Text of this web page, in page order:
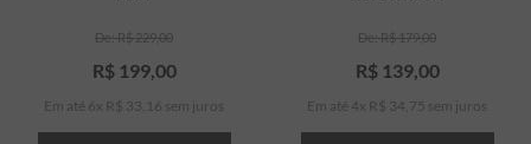
R$229,00
R$ 199, 00
Em até 6 x R$ 33 16 sem juros
R$179,00
R$ 139, 00
Em até 4 x R$ 34 75 sem juros